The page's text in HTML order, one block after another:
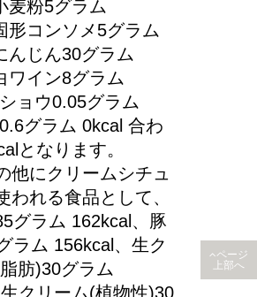
麦粉5グラム
形コンソメ5グラム
んじん30グラム
ワイン8グラム
ョウ0.05グラム
グラム 0kcal 合わ
となります。
他にクリームシチュ
われる食品として、
グラム 162kcal、豚
ラム 156kcal、生ク
肪)30グラム
クリーム(植物性)30
ページ
上部へ